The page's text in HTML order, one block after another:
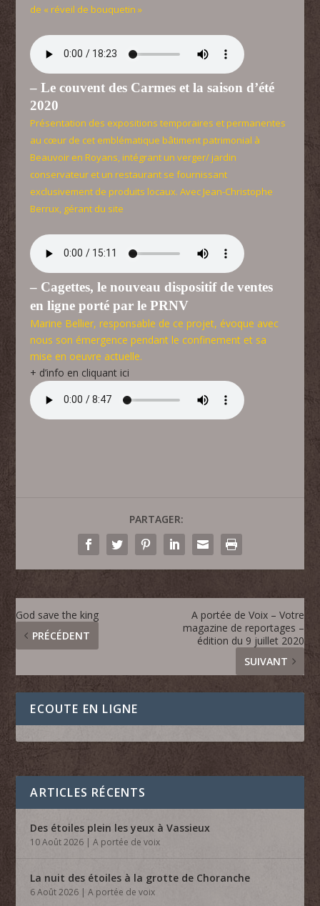
de « réveil de bouquetin »
– Le couvent des Carmes et la saison d’été
2020
Présentation des expositions temporaires et permanentes
au cœur de cet emblématique bâtiment patrimonial à
Beauvoir en Royans, intégrant un verger/ jardin
conservateur et un restaurant se fournissant
exclusivement de produits locaux. Avec Jean-Christophe
Berrux, gérant du site
– Cagettes, le nouveau dispositif de ventes
en ligne porté par le PRNV
Marine Bellier, responsable de ce projet, évoque avec
nous son émergence pendant le confinement et sa
mise en oeuvre actuelle.
+ d’info en cliquant ici
PARTAGER:
God save the king
PRÉCÉDENT
A portée de Voix – Votre
magazine de reportages –
édition du 9 juillet 2020
SUIVANT
ECOUTE EN LIGNE
ARTICLES RÉCENTS
Des étoiles plein les yeux à Vassieux
10 Août 2026 |A portée de voix
La nuit des étoiles à la grotte de Choranche
6 Août 2026 |A portée de voix